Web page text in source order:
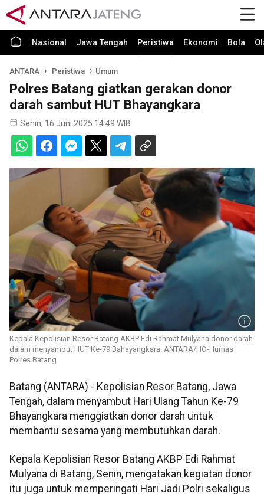
Nasional Jawa Tengah Peristiwa Ekonomi Bola
ANTARA Peristiwa Umum
Polres Batang giatkan gerakan donor
darah sambut HUT Bhayangkara
Senin, 16 Juni 2025 14:49 WIB
Kepala Kepolisian Resor Batang AKBP Edi Rahmat Mulyana donor darah
dalam menyambut HUT Ke-79 Bahayangkara. ANTARA/HO-Humas
Polres Batang
Batang (ANTARA) - Kepolisian Resor Batang, Jawa
Tengah, dalam menyambut Hari Ulang Tahun Ke-79
Bhayangkara menggiatkan donor darah untuk
membantu sesama yang membutuhkan darah.
Kepala Kepolisian Resor Batang AKBP Edi Rahmat
Mulyana di Batang, Senin, mengatakan kegiatan donor
itu juga untuk memperingati Hari Jadi Polri sekaligus